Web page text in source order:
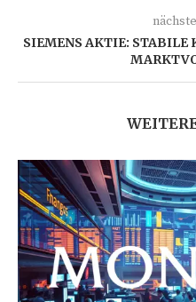
SIEMENS AKTIE: STABILE